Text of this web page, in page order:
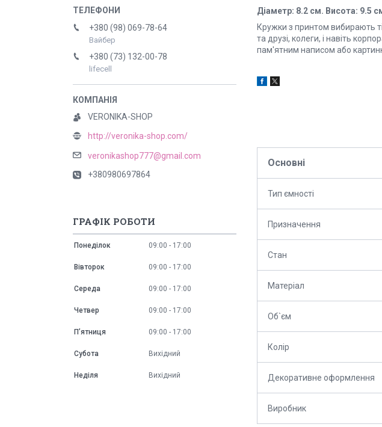
Діаметр: 8.2 см. Висота: 9.5
Кружки з принтом вибирають
та друзі, колеги, і навіть
пам'ятним написом або
Основні
Тип ємності
Призначення
Стан
Матеріал
Об`єм
Колір
Декоративне оформлення
Виробник
+380 (98) 069-78-64
Вайбер
+380 (73) 132-00-78
lifecell
VERONIKA-SHOP
http://veronika-shop.com/
veronikashop777@gmail.com
+380980697864
ГРАФІК РОБОТИ
Понеділок 09:00 17:00
Вівторок 09:00 17:00
Середа 09:00 17:00
Четвер 09:00 17:00
Пʼятниця 09:00 17:00
Субота Вихідний
Неділя Вихідний